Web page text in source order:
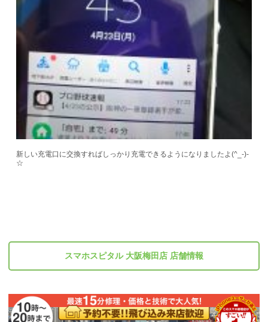
新しい充電口に交換すればしっかり充電できるようになりましたよ(^_-)-
☆
スマホスピタル 大阪梅田店 店舗情報